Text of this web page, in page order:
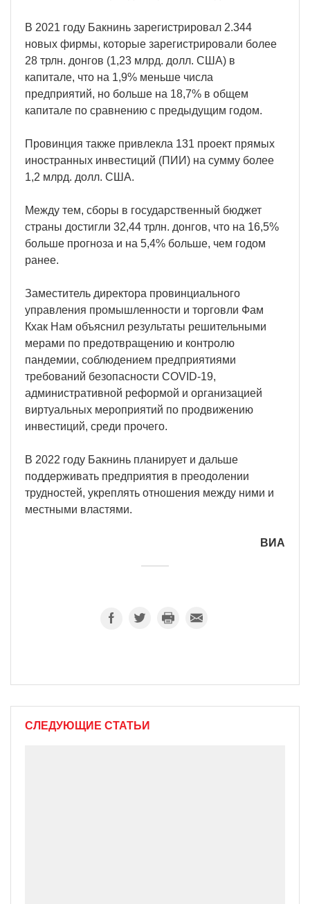
В 2021 году Бакнинь зарегистрировал 2.344
новых фирмы, которые зарегистрировали более
28 трлн. донгов (1,23 млрд. долл. США) в
капитале, что на 1,9% меньше числа
предприятий, но больше на 18,7% в общем
капитале по сравнению с предыдущим годом.
Провинция также привлекла 131 проект прямых
иностранных инвестиций (ПИИ) на сумму более
1,2 млрд. долл. США.
Между тем, сборы в государственный бюджет
страны достигли 32,44 трлн. донгов, что на 16,5%
больше прогноза и на 5,4% больше, чем годом
ранее.
Заместитель директора провинциального
управления промышленности и торговли Фам
Кхак Нам объяснил результаты решительными
мерами по предотвращению и контролю
пандемии, соблюдением предприятиями
требований безопасности COVID-19,
административной реформой и организацией
виртуальных мероприятий по продвижению
инвестиций, среди прочего.
В 2022 году Бакнинь планирует и дальше
поддерживать предприятия в преодолении
трудностей, укреплять отношения между ними и
местными властями.
ВИА
СЛЕДУЮЩИЕ СТАТЬИ